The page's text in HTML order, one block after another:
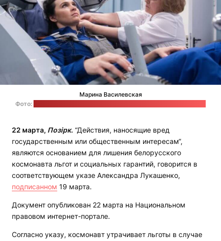
Марина Василевская
Фото:
22 марта, Позірк. “Действия, наносящие вред
государственным или общественным интересам“,
являются основанием для лишения белорусского
космонавта льгот и социальных гарантий, говорится в
соответствующем указе Александра Лукашенко,
подписанном 19 марта.
Документ опубликован 22 марта на Национальном
правовом интернет-портале.
Согласно указу, космонавт утрачивает льготы в случае